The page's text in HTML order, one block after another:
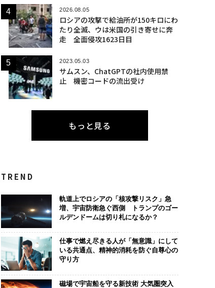
2026.08.05
ロシアの攻撃で給油所が150キロにわ
たり全滅、ウは米国の引き寄せに奔
走 全面侵攻1623日目
2023.05.03
サムスン、ChatGPTの社内使用禁
止 機密コードの流出受け
もっと見る
TREND
軌道上でロシアの「核攻撃リスク」急
増、宇宙防衛急ぐ西側 トランプのゴー
ルデンドームは切り札になるか？
仕事で燃え尽きる人が「無意識」にして
いる共通点、精神的消耗を防ぐ自尊心の
守り方
磁場で宇宙船を守る新技術 大気圏突入